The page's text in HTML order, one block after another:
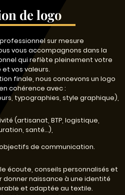
de logo
sur mesure
vous accompagnons dans la
qui reflète pleinement votre
vos valeurs.
finale, nous concevons un logo
cohérence avec :
typographies, style graphique),
(artisanat, BTP, logistique,
santé…),
de communication.
écoute, conseils personnalisés et
naissance à une identité
et adaptée au textile.